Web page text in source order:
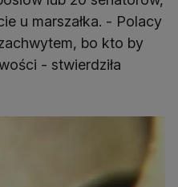
u marszałka. - Polacy
bo kto by
- stwierdziła